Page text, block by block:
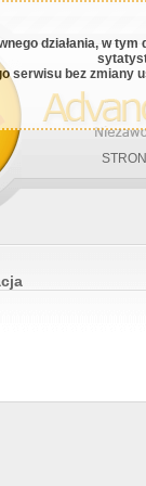
działania, w
serwisu bez zmiany